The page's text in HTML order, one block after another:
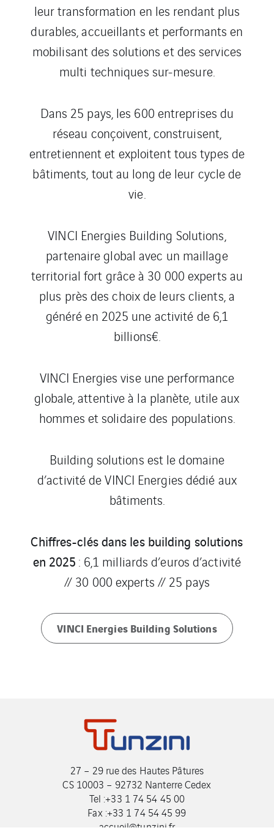
leur transformation en les rendant plus
durables, accueillants et performants en
mobilisant des solutions et des services
multi techniques sur-mesure.
Dans 25 pays, les 600 entreprises du
réseau conçoivent, construisent,
entretiennent et exploitent tous types de
bâtiments, tout au long de leur cycle de
vie.
VINCI Energies Building Solutions,
partenaire global avec un maillage
territorial fort grâce à 30 000 experts au
plus près des choix de leurs clients, a
généré en 2025 une activité de 6,1
billions€.
VINCI Energies vise une performance
globale, attentive à la planète, utile aux
hommes et solidaire des populations.
Building solutions est le domaine
d’activité de VINCI Energies dédié aux
bâtiments.
Chiffres-clés dans les building solutions
en 2025 : 6,1 milliards d’euros d’activité
// 30 000 experts // 25 pays
VINCI Energies Building Solutions
27 – 29 rue des Hautes Pâtures
CS 10003 – 92732 Nanterre Cedex
Tel :+33 1 74 54 45 00
Fax :+33 1 74 54 45 99
accueil@tunzini.fr